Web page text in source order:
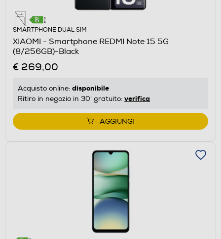
SMARTPHONE DUAL SIM
XIAOMI - Smartphone REDMI Note 15 5G
(8/256GB)-Black
€ 269,00
Acquisto online: disponibile
Ritiro in negozio in 30' gratuito: verifica
AGGIUNGI